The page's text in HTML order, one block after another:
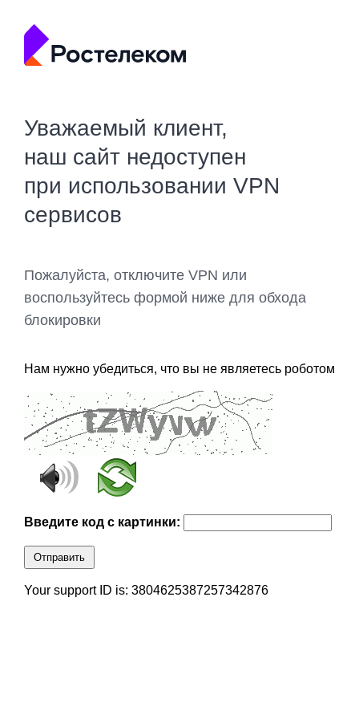
Уважаемый клиент,
наш сайт недоступен
при использовании VPN
сервисов
Пожалуйста, отключите VPN или
воспользуйтесь формой ниже для обхода
блокировки
Нам нужно убедиться, что вы не являетесь роботом
Введите код с картинки:
Отправить
Your support ID is: 3804625387257342876